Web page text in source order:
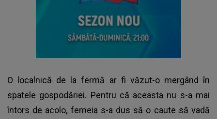
O localnică de la fermă ar fi văzut-o mergând în
spatele gospodăriei. Pentru că aceasta nu s-a mai
întors de acolo, femeia s-a dus să o caute să vadă